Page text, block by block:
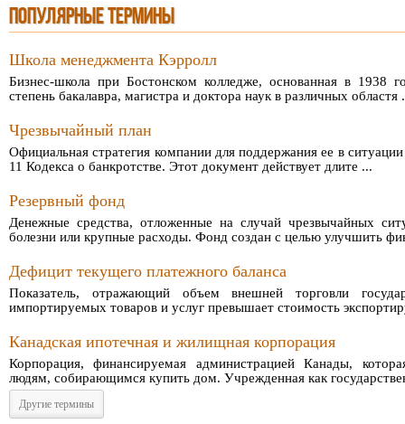
ПОПУЛЯРНЫЕ ТЕРМИНЫ
Школа менеджмента Кэрролл
Бизнес-школа при Бостонском колледже, основанная в 1938
степень бакалавра, магистра и доктора наук в различных областя
Чрезвычайный план
Официальная стратегия компании для поддержания ее в ситуации
11 Кодекса о банкротстве. Этот документ действует длите ...
Резервный фонд
Денежные средства, отложенные на случай чрезвычайных
болезни или крупные расходы. Фонд создан с целью улучшить
Дефицит текущего платежного баланса
Показатель, отражающий объем внешней торговли
импортируемых товаров и услуг превышает стоимость
Канадская ипотечная и жилищная корпорация
Корпорация, финансируемая администрацией Канады,
людям, собирающимся купить дом. Учрежденная как
Другие термины